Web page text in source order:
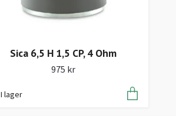
Sica 6,5 H 1,5 CP, 4 Ohm
975 kr
I lager